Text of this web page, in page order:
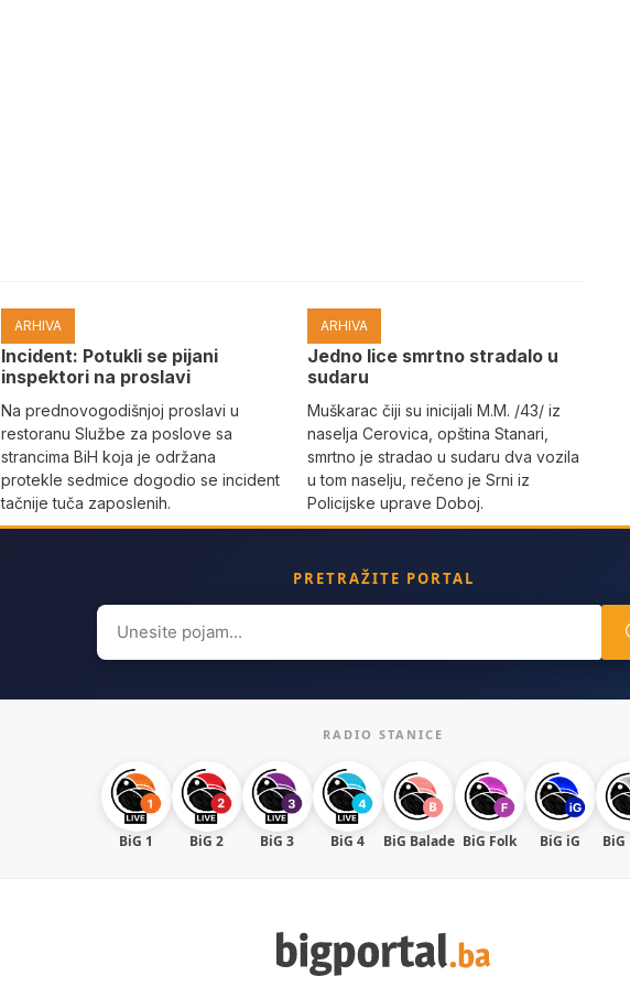
ARHIVA
Incident: Potukli se pijani
inspektori na proslavi
Na prednovogodišnjoj proslavi u
restoranu Službe za poslove sa
strancima BiH koja je održana
protekle sedmice dogodio se incident
tačnije tuča zaposlenih.
ARHIVA
Јedno lice smrtno stradalo u
sudaru
Muškarac čiji su inicijali M.M. /43/ iz
naselja Cerovica, opština Stanari,
smrtno je stradao u sudaru dva vozila
u tom naselju, rečeno je Srni iz
Policijske uprave Doboj.
PRETRAŽITE PORTAL
Search
for:
RADIO STANICE
BiG 1 BiG 2 BiG 3 BiG 4 BiG Balade BiG Folk BiG iG BiG